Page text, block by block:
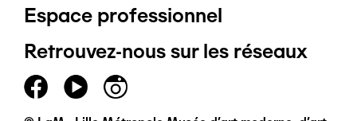
de
page
principal
Espace professionnel
Retrouvez-nous sur les réseaux